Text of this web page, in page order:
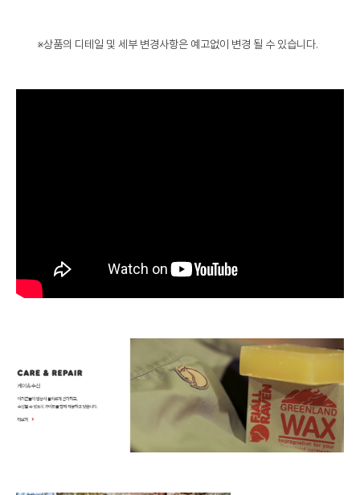
※상품의 디테일 및 세부 변경사항은 예고없이 변경 될 수 있습니다.